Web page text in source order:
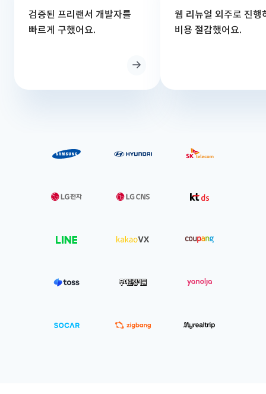
검증된 프리랜서 개발자를
빠르게 구했어요.
웹 리뉴얼 외주로 진행
비용 절감했어요.